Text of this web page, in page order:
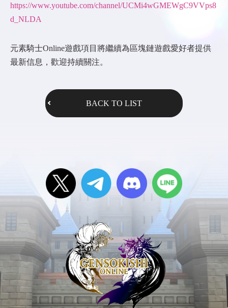
https://www.youtube.com/channel/UCMi4wGMEWgC9VVps8
d_NLDA
元素騎士Online遊戲項目將繼續為區塊鏈遊戲愛好者提供
最新信息，歡迎持續關注。
BACK TO LIST